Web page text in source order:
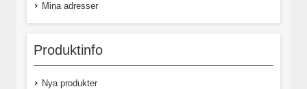
Mina adresser
Produktinfo
Nya produkter